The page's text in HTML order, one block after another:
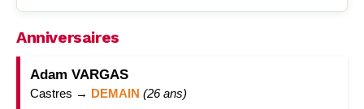
Anniversaires
Adam VARGAS
Castres → DEMAIN (26 ans)